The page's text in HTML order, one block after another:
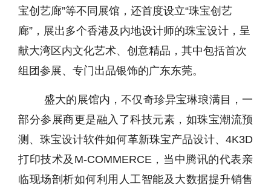
宝创艺廊”等不同展馆 ， 还首度设立“珠宝创艺
廊”，展出多个香港及内地设计师的珠宝设计，呈
献大湾区内文化艺术、创意精品，其中包括首次
组团参展、专门出品银饰的广东东莞。
盛大的展馆内，不仅奇珍异宝琳琅满目，一
部分参展商更是融入了科技元素，如珠宝潮流预
测、珠宝设计软件如何革新珠宝产品设计、4K3D
打印技术及M-COMMERCE，当中腾讯的代表亲
临现场剖析如何利用人工智能及大数据提升销售